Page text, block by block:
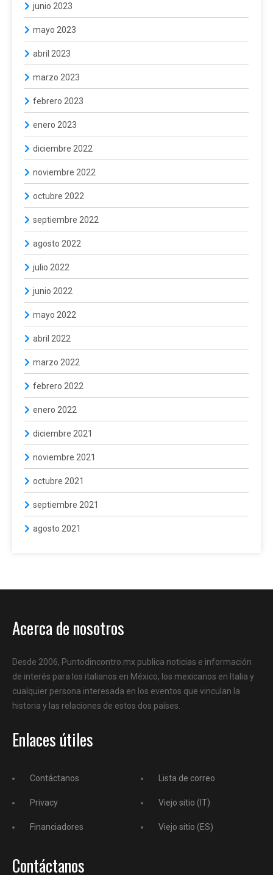
junio 2023
mayo 2023
abril 2023
marzo 2023
febrero 2023
enero 2023
diciembre 2022
noviembre 2022
octubre 2022
septiembre 2022
agosto 2022
julio 2022
junio 2022
mayo 2022
abril 2022
marzo 2022
febrero 2022
enero 2022
diciembre 2021
noviembre 2021
octubre 2021
septiembre 2021
agosto 2021
Acerca de nosotros
Desde 2006, Puntodincontro.mx publica noticias e información
de interés para los italianos en México, los mexicanos en Italia y
cualquier persona interesada en los eventos que vinculan la
historia y las relaciones de estos dos países.
Enlaces útiles
Contáctanos
Privacy
Financiadores
Lista de correo
Viejo sitio (IT)
Viejo sitio (ES)
Contáctanos